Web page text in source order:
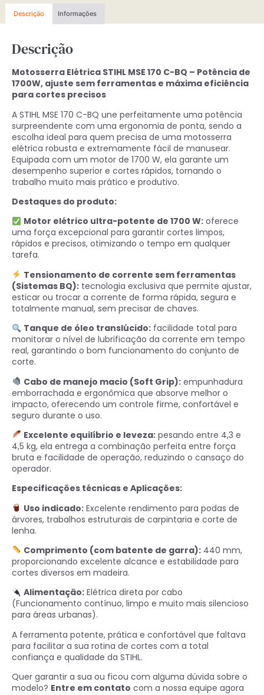
Descrição Informações
Descrição
Motosserra Elétrica STIHL MSE 170 C-BQ – Potência de
1700W, ajuste sem ferramentas e máxima eficiência
para cortes precisos
A STIHL MSE 170 C-BQ une perfeitamente uma potência
surpreendente com uma ergonomia de ponta, sendo a
escolha ideal para quem precisa de uma motosserra
elétrica robusta e extremamente fácil de manusear.
Equipada com um motor de 1700 W, ela garante um
desempenho superior e cortes rápidos, tornando o
trabalho muito mais prático e produtivo.
Destaques do produto:
Motor elétrico ultra-potente de 1700 W:oferece
uma força excepcional para garantir cortes limpos,
rápidos e precisos, otimizando o tempo em qualquer
tarefa.
Tensionamento de corrente sem ferramentas
(Sistemas BQ): tecnologia exclusiva que permite ajustar,
esticar ou trocar a corrente de forma rápida, segura e
totalmente manual, sem precisar de chaves.
Tanque de óleo translúcido:facilidade total para
monitorar o nível de lubrificação da corrente em tempo
real, garantindo o bom funcionamento do conjunto de
corte.
Cabo de manejo macio (Soft Grip):empunhadura
emborrachada e ergonômica que absorve melhor o
impacto, oferecendo um controle firme, confortável e
seguro durante o uso.
Excelente equilíbrio e leveza:pesando entre 4,3 e
4,5 kg, ela entrega a combinação perfeita entre força
bruta e facilidade de operação, reduzindo o cansaço do
operador.
Especificações técnicas e Aplicações:
Uso indicado:Excelente rendimento para podas de
árvores, trabalhos estruturais de carpintaria e corte de
lenha.
Comprimento (com batente de garra):440 mm,
proporcionando excelente alcance e estabilidade para
cortes diversos em madeira.
Alimentação:Elétrica direta por cabo
(Funcionamento contínuo, limpo e muito mais silencioso
para áreas urbanas).
A ferramenta potente, prática e confortável que faltava
para facilitar a sua rotina de cortes com a total
confiança e qualidade da STIHL.
Quer garantir a sua ou ficou com alguma dúvida sobre o
modelo? Entre em contato com a nossa equipe agora